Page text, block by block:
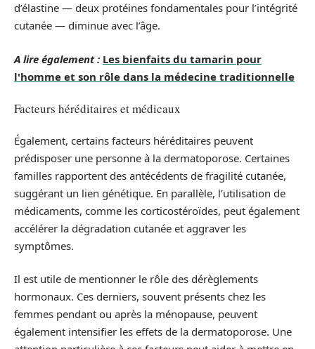
d’élastine — deux protéines fondamentales pour l’intégrité
cutanée — diminue avec l’âge.
A lire également : Les bienfaits du tamarin pour
l'homme et son rôle dans la médecine traditionnelle
Facteurs héréditaires et médicaux
Également, certains facteurs héréditaires peuvent
prédisposer une personne à la dermatoporose. Certaines
familles rapportent des antécédents de fragilité cutanée,
suggérant un lien génétique. En parallèle, l’utilisation de
médicaments, comme les corticostéroïdes, peut également
accélérer la dégradation cutanée et aggraver les
symptômes.
Il est utile de mentionner le rôle des dérèglements
hormonaux. Ces derniers, souvent présents chez les
femmes pendant ou après la ménopause, peuvent
également intensifier les effets de la dermatoporose. Une